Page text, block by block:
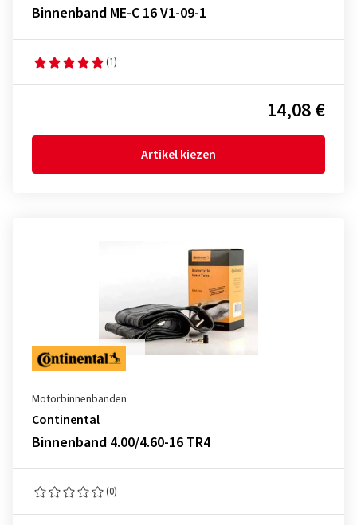
Binnenband ME-C 16 V1-09-1
(1)
14,08 €
Artikel kiezen
Motorbinnenbanden
Continental
Binnenband 4.00/4.60-16 TR4
(0)